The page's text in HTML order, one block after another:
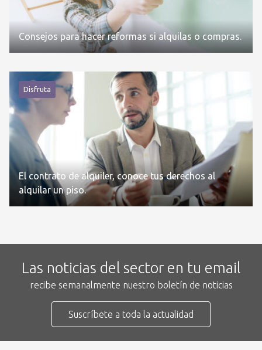
Consejos para hacer reformas si alquilas o compras.
Disfruta
El contrato de alquiler, conoce tus derechos al
alquilar un piso.
Las noticias del sector en tu email
recibe semanalmente nuestro boletín de noticias
Suscríbete a toda la actualidad